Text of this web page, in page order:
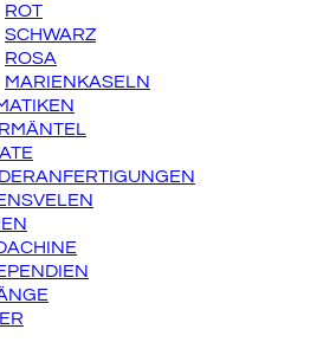
ROT
SCHWARZ
ROSA
MARIENKASELN